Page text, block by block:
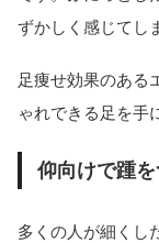
ずかしく感じてし
足痩せ効果のある
ゃれできる足を手
仰向けで踵
多くの人が細くし